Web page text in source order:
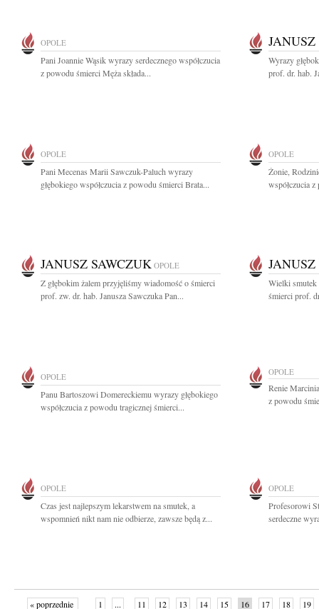
OPOLE
Pani Joannie Wąsik wyrazy serdecznego współczucia
z powodu śmierci Męża składa...
Wyrazy
prof. dr. hab.
OPOLE
Pani Mecenas Marii Sawczuk-Paluch wyrazy
głębokiego współczucia z powodu śmierci Brata...
OPOLE
Żonie,
współczucia
JANUSZ SAWCZUK OPOLE
Z głębokim żalem przyjęliśmy wiadomość o śmierci
prof. zw. dr. hab. Janusza Sawczuka Pan...
Wielki smutek
śmierci prof.
OPOLE
Panu Bartoszowi Domereckiemu wyrazy głębokiego
współczucia z powodu tragicznej śmierci...
OPOLE
Renie
z powodu
OPOLE
Czas jest najlepszym lekarstwem na smutek, a
wspomnień nikt nam nie odbierze, zawsze będą z...
OPOLE
Profesorowi
serdeczne
« poprzednie 1 ... 11 12 13 14 15 16 17 18 19